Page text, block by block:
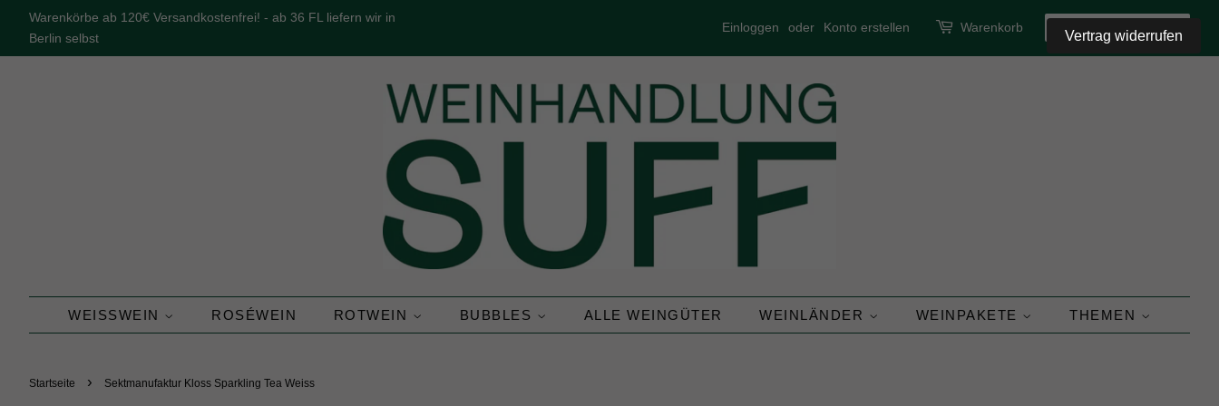
Warenkörbe ab 120€ Versandkostenfrei! - ab 36 FL liefern wir in
Berlin selbst
Einloggen oder Konto erstellen Warenkorb SUCHEN
WEISSWEIN ROSÉWEIN ROTWEIN BUBBLES ALLE WEINGÜTER WEINLÄNDER WEINPAKETE THEMEN
Startseite › Sektmanufaktur Kloss Sparkling Tea Weiss
Vertrag widerrufen